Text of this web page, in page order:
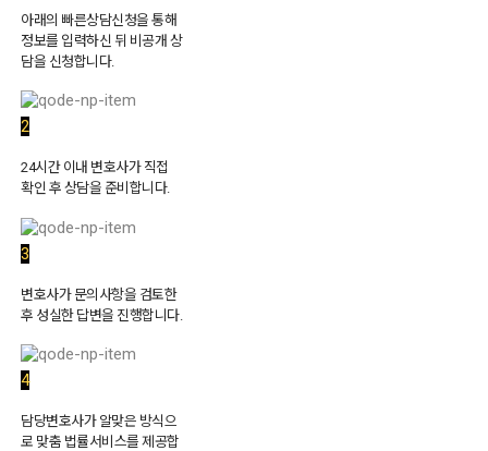
아래의 빠른상담신청을 통해
정보를 입력하신 뒤 비공개 상
담을 신청합니다.
2
24시간 이내 변호사가 직접
확인 후 상담을 준비합니다.
3
변호사가 문의사항을 검토한
후 성실한 답변을 진행합니다.
4
담당변호사가 알맞은 방식으
로 맞춤 법률서비스를 제공합